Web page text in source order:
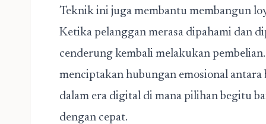
Teknik ini juga membantu membangun
Ketika pelanggan merasa dipahami dan
cenderung kembali melakukan
menciptakan hubungan emosional
dalam era digital di mana pilihan begitu
dengan cepat.